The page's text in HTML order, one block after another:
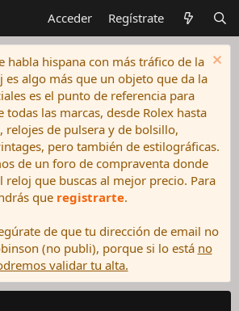
Acceder Regístrate
habla hispana con más tráfico de la
es algo más que un objeto que da la
es el punto de referencia para
todas las marcas, desde Rolex hasta
relojes de pulsera y de bolsillo,
pero también de estilográficas.
de un foro de compraventa donde
reloj que buscas al mejor precio. Para
que registrarte.
de que tu dirección de email no
(no publi), porque si lo está no
validar tu alta.